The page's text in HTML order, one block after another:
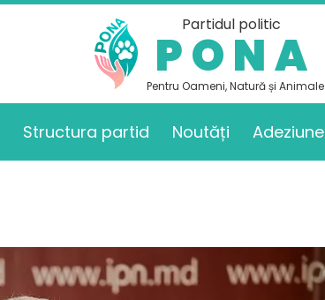
Partidul politic
PONA
Pentru Oameni, Natură și Animale
Structura partid Noutăți Adeziune